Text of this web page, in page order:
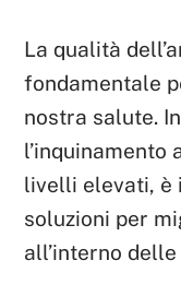
La qualità
fondamentale
nostra salute.
livelli elevati, è
soluzioni per
all’interno